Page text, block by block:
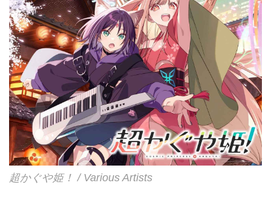
超かぐや姫！ / Various Artists